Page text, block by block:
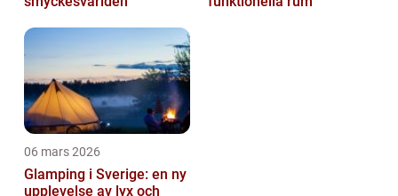
06 mars 2026
Glamping i Sverige: en ny
upplevelse av lyx och